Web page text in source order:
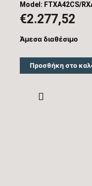
Model: FTXA42CS/
€2.277,52
Άμεσα διαθέσιμο
Προσθήκη στο